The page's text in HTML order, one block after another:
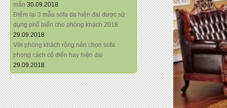
mắn 30.09.2018
Điểm lại 3 mẫu sofa da hiện đại được sử
dụng phổ biến cho phòng khách 2018
29.09.2018
Với phòng khách rộng nên chọn sofa
phong cách cổ điển hay hiện đại
29.09.2018